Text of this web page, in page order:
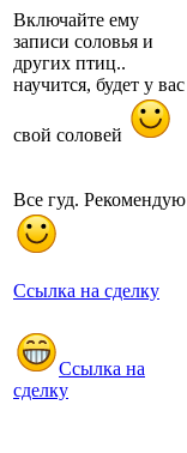
Включайте ему
записи соловья и
других птиц..
научится, будет у вас
свой соловей
Все гуд. Рекомендую
Ссылка на сделку
Ссылка на
сделку